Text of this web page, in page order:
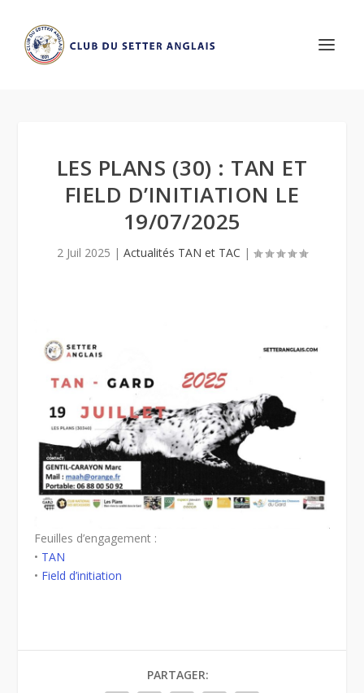
LES PLANS (30) : TAN ET
FIELD D’INITIATION LE
19/07/2025
2 Juil 2025 | Actualités TAN et TAC |
Feuilles d’engagement :
• TAN
• Field d’initiation
PARTAGER: